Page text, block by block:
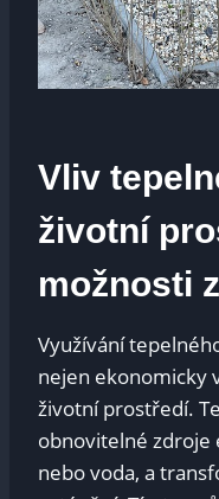
Vliv
životní
možnosti
Využívání
nejen ekonomicky
životní prostředí.
obnovitelné zdroje
nebo voda, a